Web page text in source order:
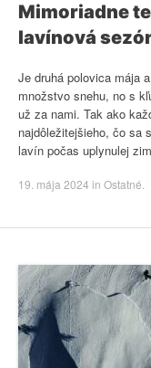
Mimoriadne
lavínová
Je druhá polovica mája
množstvo snehu, no s
už za nami. Tak ako
najdôležitejšieho, čo sa
lavín počas uplynulej
19. mája 2024 in Ostatné